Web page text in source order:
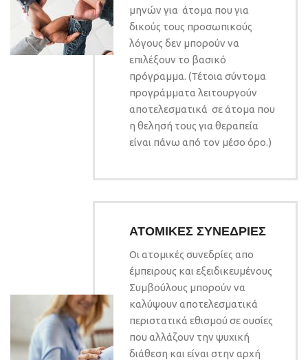
μηνών για άτομα που για
δικούς τους προσωπικούς
λόγους δεν μπορούν να
επιλέξουν το βασικό
πρόγραμμα. (Τέτοια σύντομα
προγράμματα λειτουργούν
αποτελεσματικά σε άτομα που
η θελησή τους για θεραπεία
είναι πάνω από τον μέσο όρο.)
ΑΤΟΜΙΚΕΣ ΣΥΝΕΔΡΙΕΣ
Οι ατομικές συνεδρίες απο
έμπειρους και εξειδικευμένους
Συμβούλους μπορούν να
καλύψουν αποτελεσματικά
περιστατικά εθισμού σε ουσίες
που αλλάζουν την ψυχική
διάθεση και είναι στην αρχή